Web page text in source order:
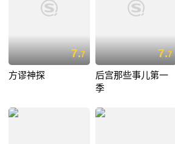
7.7
方谬神探
7.7
后宫那些事儿第一
季